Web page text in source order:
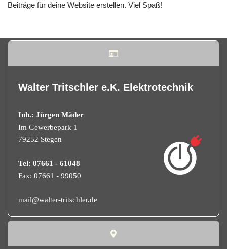
Beiträge für deine Website erstellen. Viel Spaß!
Walter Tritschler e.K. Elektrotechnik
Inh.: Jürgen Mäder
Im Gewerbepark 1
79252 Stegen
Tel: 07661 - 61048
Fax: 07661 - 99050
mail@walter-tritschler.de